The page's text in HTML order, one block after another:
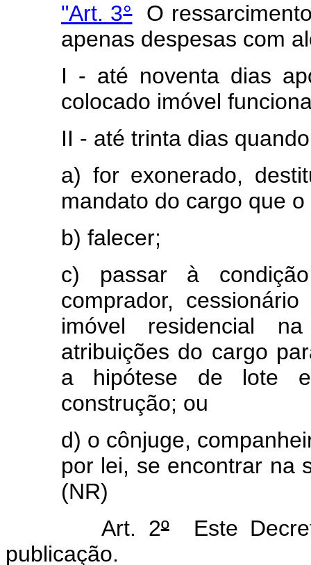
"Art. 3°O
apenas despesas com
I - até noventa dias
colocado imóvel
II - até trinta dias
a) for exonerado,
mandato do cargo que
b) falecer;
c) passar à
comprador,
imóvel residencial
atribuições do cargo
a hipótese de lote
construção; ou
d) o cônjuge,
por lei, se encontrar na
(NR)
Art. 2ºEste
publicação.